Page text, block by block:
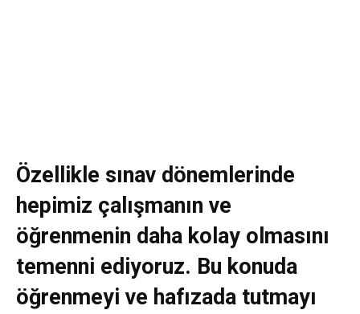
Özellikle sınav dönemlerinde
hepimiz çalışmanın ve
öğrenmenin daha kolay olmasını
temenni ediyoruz. Bu konuda
öğrenmeyi ve hafızada tutmayı